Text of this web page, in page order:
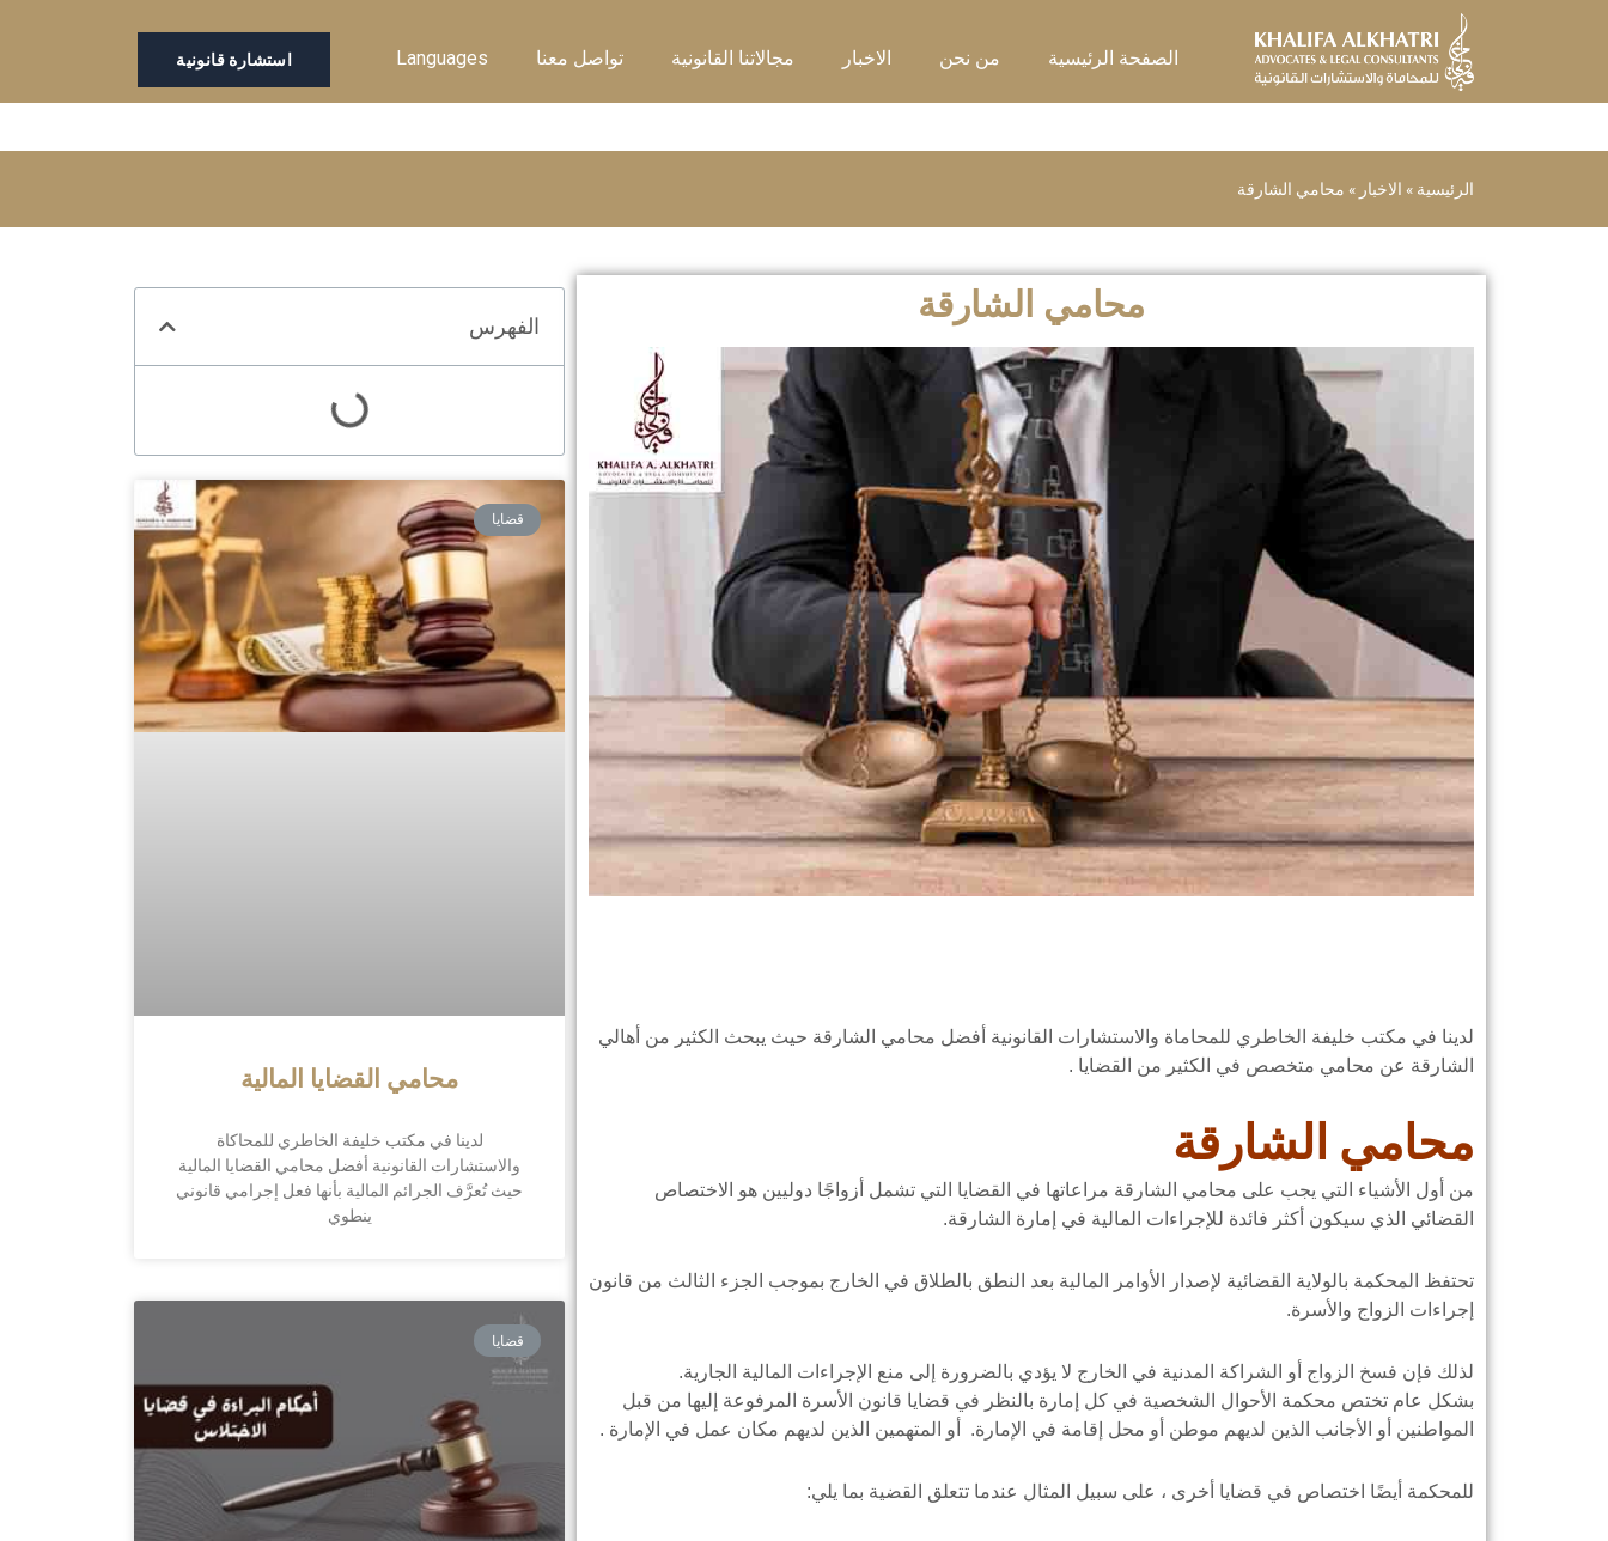
الصفحة الرئيسية من نحن الاخبار مجالاتنا القانونية تواصل معنا Languages استشارة قانونية
الرئيسية » الاخبار » محامي الشارقة
محامي الشارقة
لدينا في مكتب خليفة الخاطري للمحاماة والاستشارات القانونية أفضل محامي الشارقة حيث يبحث الكثير من أهالي
الشارقة عن محامي متخصص في الكثير من القضايا .
محامي الشارقة
من أول الأشياء التي يجب على محامي الشارقة مراعاتها في القضايا التي تشمل أزواجًا دوليين هو الاختصاص
القضائي الذي سيكون أكثر فائدة للإجراءات المالية في إمارة الشارقة.
تحتفظ المحكمة بالولاية القضائية لإصدار الأوامر المالية بعد النطق بالطلاق في الخارج بموجب الجزء الثالث من قانون
إجراءات الزواج والأسرة.
لذلك فإن فسخ الزواج أو الشراكة المدنية في الخارج لا يؤدي بالضرورة إلى منع الإجراءات المالية الجارية.
بشكل عام تختص محكمة الأحوال الشخصية في كل إمارة بالنظر في قضايا قانون الأسرة المرفوعة إليها من قبل
المواطنين أو الأجانب الذين لديهم موطن أو محل إقامة في الإمارة. أو المتهمين الذين لديهم مكان عمل في الإمارة .
للمحكمة أيضًا اختصاص في قضايا أخرى ، على سبيل المثال عندما تتعلق القضية بما يلي:
الفهرس
قضايا
محامي القضايا المالية
لدينا في مكتب خليفة الخاطري للمحاكاة
والاستشارات القانونية أفضل محامي القضايا المالية
حيث تُعرَّف الجرائم المالية بأنها فعل إجرامي قانوني
ينطوي
قضايا